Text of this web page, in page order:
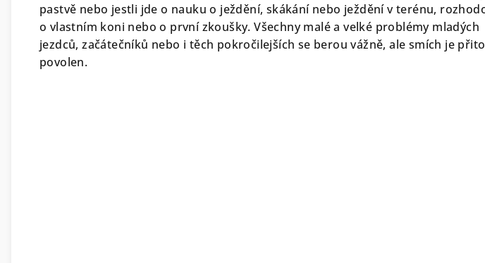
pastvě nebo jestli jde o nauku o ježdění, skákání nebo ježdění v terénu,
o vlastním koni nebo o první zkoušky. Všechny malé a velké problémy mladých
jezdců, začátečníků nebo i těch pokročilejších se berou vážně, ale smích je
povolen.